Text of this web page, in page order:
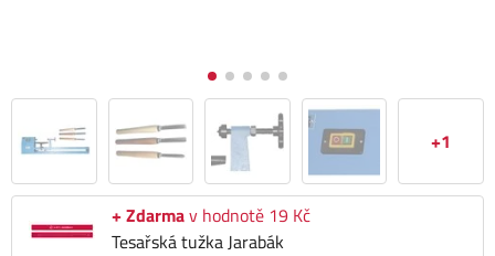
+1
+ Zdarmav hodnotě 19 Kč
Tesařská tužka Jarabák